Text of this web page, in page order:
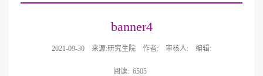
banner4
2021-09-30 来源:研究生院 作者: 审核人: 编辑:
阅读: 6505